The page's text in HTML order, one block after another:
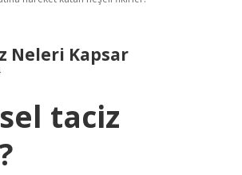
Neleri Kapsar
taciz